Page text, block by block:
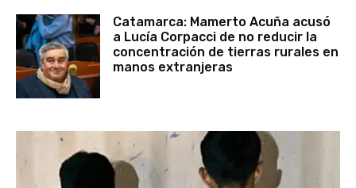
Catamarca: Mamerto Acuña acusó
a Lucía Corpacci de no reducir la
concentración de tierras rurales en
manos extranjeras